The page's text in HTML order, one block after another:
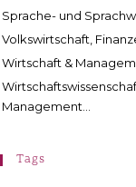
Sprache- und
Volkswirtschaft,
Wirtschaft &
Management...
Tags